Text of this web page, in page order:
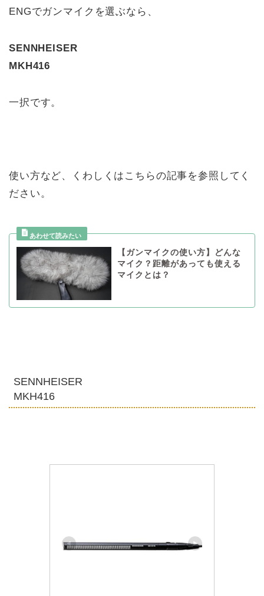
ENGでガンマイクを選ぶなら、
SENNHEISER
MKH416
一択です。
使い方など、くわしくはこちらの記事を参照してく
ださい。
【ガンマイクの使い方】どんな
マイク？距離があっても使える
マイクとは？
SENNHEISER
MKH416